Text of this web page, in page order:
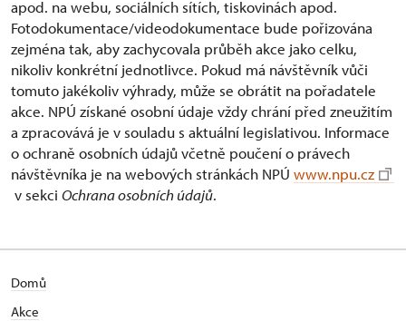
apod. na webu, sociálních sítích, tiskovinách apod.
Fotodokumentace/videodokumentace bude pořizována
zejména tak, aby zachycovala průběh akce jako celku,
nikoliv konkrétní jednotlivce. Pokud má návštěvník vůči
tomuto jakékoliv výhrady, může se obrátit na pořadatele
akce. NPÚ získané osobní údaje vždy chrání před zneužitím
a zpracovává je v souladu s aktuální legislativou. Informace
o ochraně osobních údajů včetně poučení o právech
návštěvníka je na webových stránkách NPÚ www.npu.cz
v sekci Ochrana osobních údajů.
Domů
Akce